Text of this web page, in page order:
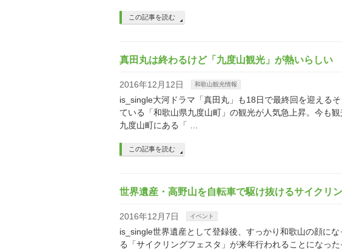
この記事を読む
真田丸は終わるけど「九度山観光」が熱いらしい
2016年12月12日 和歌山観光情報
is_single大河ドラマ「真田丸」も18日で最終回を迎える
ている「和歌山県九度山町」の観光が人気急上昇。今も
九度山町にある「 …
この記事を読む
世界遺産・高野山を自転車で駆け抜けるサイクリ
2016年12月7日 イベント
is_single世界遺産として登録後、すっかり和歌山の顔に
る「サイクリングフェスタ」が来年行われることになっ